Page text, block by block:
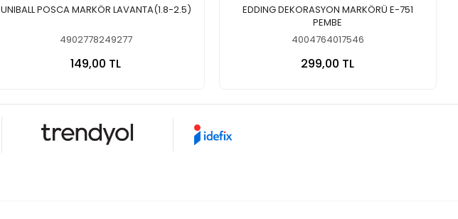
UNIBALL POSCA MARKÖR LAVANTA(1.8-2.5)
4902778249277
149,00 TL
EDDING DEKORASYON MARKÖRÜ E-751
PEMBE
4004764017546
299,00 TL